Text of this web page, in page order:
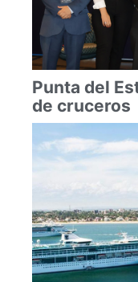
Punta del
de cruceros